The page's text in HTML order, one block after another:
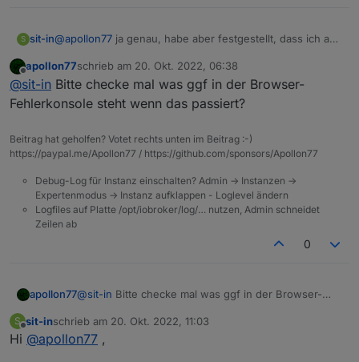
S sit-in@apollon77 ja genau, habe aber festgestellt, dass ich auf
kann.
Ich habe noch ein Problem...
Die Cloud-Verbindung bricht ständig ab... Wenn ich
irgendetwas mache, sei es in der Visualisierung oder
sonst wo, wird mit mal angezeigt "ioBroker not
erscheint der ladebalken. Manchmal nach ein paar
Sekunden, manchmal auch erst nach ein paar Minuten,
funktioniert die Verbindung wieder.
Woran kann das liegen?
Offline
apollon77schrieb am 20. Okt. 2022, 06:38
zuletzt editiert von
@sit-in Bitte checke mal was ggf in der Browser-
Fehlerkonsole steht wenn das passiert?
Beitrag hat geholfen? Votet rechts unten im Beitrag :-)
https://paypal.me/Apollon77 / https://github.com/sponsors/Apollon77
Debug-Log für Instanz einschalten? Admin -> Instanzen ->
Expertenmodus -> Instanz aufklappen - Loglevel ändern
Logfiles auf Platte /opt/iobroker/log/… nutzen, Admin schneidet
Zeilen ab
0
apollon77@sit-in Bitte checke mal was ggf in der Browser-
S
Offline
sit-inschrieb am 20. Okt. 2022, 11:03
zuletzt editiert von
Hi @apollon77 ,